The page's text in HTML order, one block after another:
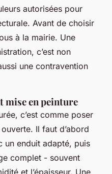
autorisées pour
Avant de choisir
à la mairie. Une
c’est non
une contravention
mise en peinture
c’est comme poser
Il faut d’abord
un enduit adapté, puis
complet - souvent
et l’épaisseur. Une